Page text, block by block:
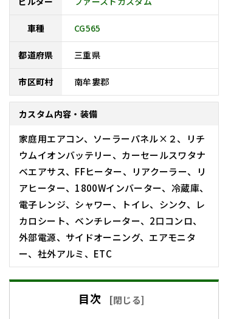
車種 CG565
都道府県 三重県
市区町村 南牟婁郡
カスタム内容・装備
家庭用エアコン、ソーラーパネル×２、リチ
ウムイオンバッテリー、カーセールスワタナ
ベエアサス、FFヒーター、リアクーラー、リ
アヒーター、1800Wインバーター、冷蔵庫、
電子レンジ、シャワー、トイレ、シンク、レ
カロシート、ベンチレーター、2口コンロ、
外部電源、サイドオーニング、エアモニタ
ー、社外アルミ、ETC
目次 [閉じる]